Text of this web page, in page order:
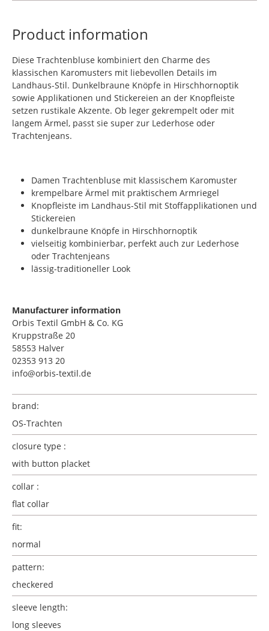
Product information
Diese Trachtenbluse kombiniert den Charme des
klassischen Karomusters mit liebevollen Details im
Landhaus-Stil. Dunkelbraune Knöpfe in Hirschhornoptik
sowie Applikationen und Stickereien an der Knopfleiste
setzen rustikale Akzente. Ob leger gekrempelt oder mit
langem Ärmel, passt sie super zur Lederhose oder
Trachtenjeans.
Damen Trachtenbluse mit klassischem Karomuster
krempelbare Ärmel mit praktischem Armriegel
Knopfleiste im Landhaus-Stil mit Stoffapplikationen und
Stickereien
dunkelbraune Knöpfe in Hirschhornoptik
vielseitig kombinierbar, perfekt auch zur Lederhose
oder Trachtenjeans
lässig-traditioneller Look
Manufacturer information
Orbis Textil GmbH & Co. KG
Kruppstraße 20
58553 Halver
02353 913 20
info@orbis-textil.de
brand:
OS-Trachten
closure type :
with button placket
collar :
flat collar
fit:
normal
pattern:
checkered
sleeve length:
long sleeves